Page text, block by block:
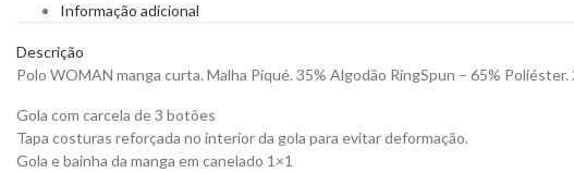
Informação adicional
Descrição
Polo WOMAN manga curta. Malha Piqué. 35% Algodão RingSpun – 65% Poliéster.
Gola com carcela de 3 botões
Tapa costuras reforçada no interior da gola para evitar deformação.
Gola e bainha da manga em canelado 1×1